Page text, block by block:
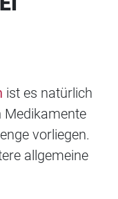
ist es natürlich
Medikamente
vorliegen.
allgemeine